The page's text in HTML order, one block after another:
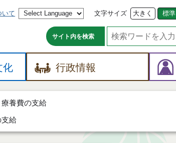
いて 文字サイズ 大きく 標準
サイト内を検索
化 行政情報
療養費の支給
給